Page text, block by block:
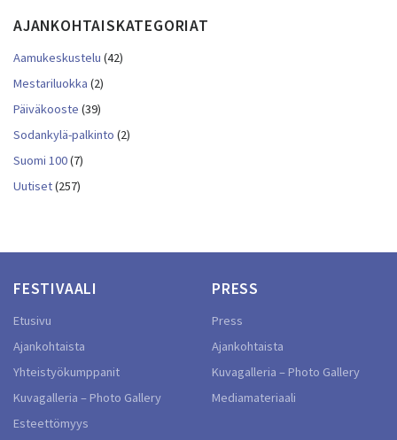
AJANKOHTAISKATEGORIAT
Aamukeskustelu (42)
Mestariluokka (2)
Päiväkooste (39)
Sodankylä-palkinto (2)
Suomi 100(7)
Uutiset(257)
FESTIVAALI
Etusivu
Ajankohtaista
Yhteistyökumppanit
Kuvagalleria – Photo Gallery
Esteettömyys
PRESS
Press
Ajankohtaista
Kuvagalleria – Photo Gallery
Mediamateriaali